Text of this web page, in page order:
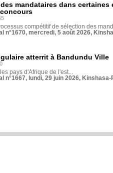
mandataires dans
compétitif de sélection des
n°1670, mercredi, 5 août 2026,
atterrit à Bandundu Ville
pays d'Afrique de l'est...
n°1667, lundi, 29 juin 2026,